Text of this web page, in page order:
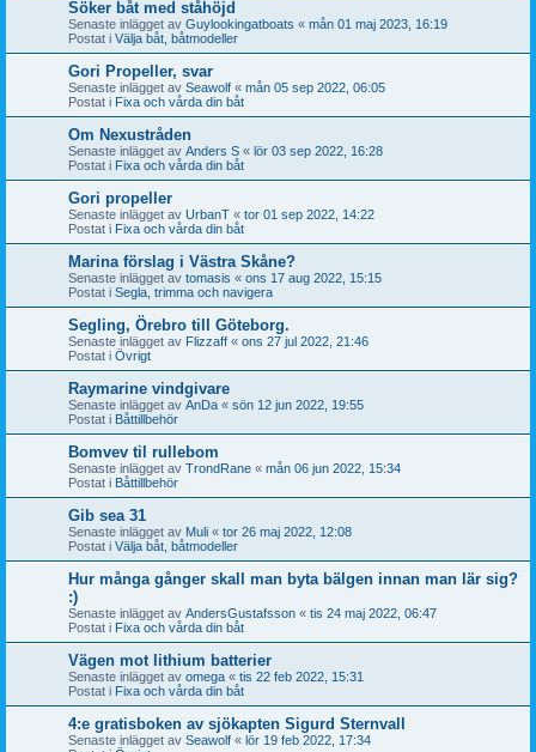
Söker båt med ståhöjd
Senaste inlägget av Guylookingatboats « mån 01 maj 2023, 16:19
Postat i Välja båt, båtmodeller
Gori Propeller, svar
Senaste inlägget av Seawolf « mån 05 sep 2022, 06:05
Postat i Fixa och vårda din båt
Om Nexustråden
Senaste inlägget av Anders S « lör 03 sep 2022, 16:28
Postat i Fixa och vårda din båt
Gori propeller
Senaste inlägget av UrbanT « tor 01 sep 2022, 14:22
Postat i Fixa och vårda din båt
Marina förslag i Västra Skåne?
Senaste inlägget av tomasis « ons 17 aug 2022, 15:15
Postat i Segla, trimma och navigera
Segling, Örebro till Göteborg.
Senaste inlägget av Flizzaff « ons 27 jul 2022, 21:46
Postat i Övrigt
Raymarine vindgivare
Senaste inlägget av AnDa « sön 12 jun 2022, 19:55
Postat i Båttillbehör
Bomvev til rullebom
Senaste inlägget av TrondRane « mån 06 jun 2022, 15:34
Postat i Båttillbehör
Gib sea 31
Senaste inlägget av Muli « tor 26 maj 2022, 12:08
Postat i Välja båt, båtmodeller
Hur många gånger skall man byta bälgen innan man lär sig?
:)
Senaste inlägget av AndersGustafsson « tis 24 maj 2022, 06:47
Postat i Fixa och vårda din båt
Vägen mot lithium batterier
Senaste inlägget av omega « tis 22 feb 2022, 15:31
Postat i Fixa och vårda din båt
4:e gratisboken av sjökapten Sigurd Sternvall
Senaste inlägget av Seawolf « lör 19 feb 2022, 17:34